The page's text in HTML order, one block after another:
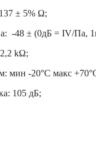
± 5% Ω;
-48 ± (0дБ = IV/Пa,
kΩ;
мин -20°C макс
105 дБ;